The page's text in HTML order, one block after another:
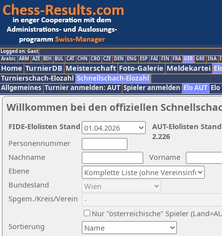
Logged on: Gast
Arabic ARM AZE BIH BUL CAT CHN CRO CZE DEN ENG ESP FAI FIN FRA GER GRE INA
Home TurnierDB Meisterschaft Foto-Galerie Meldekartei
Turnierschach-Elozahl Schnellschach-Elozahl
Allgemeines Turnier anmelden: AUT Spieler anmelden Elo AUT
Willkommen bei den offiziellen
Nachname
Vorname
Ebene
Sortierung
Personennummer
Bundesland
Spgem./Kreis/Verein
Nur "österreichische" Spieler
AUT-Elolisten
2.226
FIDE-Elolisten Stand